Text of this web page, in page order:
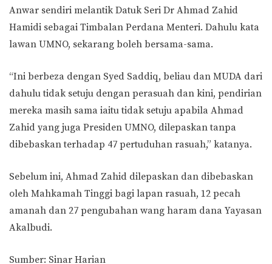
Anwar sendiri melantik Datuk Seri Dr Ahmad Zahid
Hamidi sebagai Timbalan Perdana Menteri. Dahulu kata
lawan UMNO, sekarang boleh bersama-sama.
“Ini berbeza dengan Syed Saddiq, beliau dan MUDA dari
dahulu tidak setuju dengan perasuah dan kini, pendirian
mereka masih sama iaitu tidak setuju apabila Ahmad
Zahid yang juga Presiden UMNO, dilepaskan tanpa
dibebaskan terhadap 47 pertuduhan rasuah,” katanya.
Sebelum ini, Ahmad Zahid dilepaskan dan dibebaskan
oleh Mahkamah Tinggi bagi lapan rasuah, 12 pecah
amanah dan 27 pengubahan wang haram dana Yayasan
Akalbudi.
Sumber: Sinar Harian